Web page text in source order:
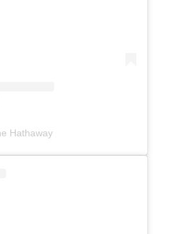
Hathaway